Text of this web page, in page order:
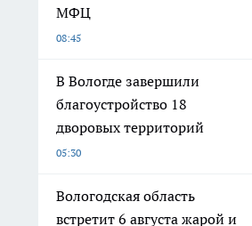
МФЦ
08:45
В Вологде завершили
благоустройство 18
дворовых территорий
05:30
Вологодская область
встретит 6 августа жарой и